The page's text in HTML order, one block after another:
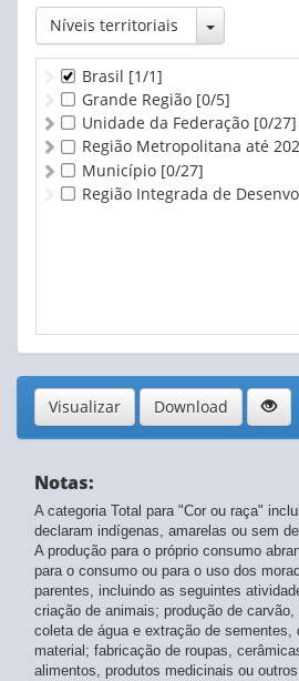
Níveis territoriais Toggle
Brasil [1/1]
Grande Região [0/5]
Unidade da Federação [0/27]
Região Metropolitana até
Município [0/27]
Região Integrada de
Visualizar Download
Notas:
A categoria Total para "Cor ou raça"
declaram indígenas, amarelas ou sem
A produção para o próprio consumo
para o consumo ou para o uso dos
parentes, incluindo as seguintes
criação de animais; produção de
coleta de água e extração de sementes,
material; fabricação de roupas,
alimentos, produtos medicinais ou